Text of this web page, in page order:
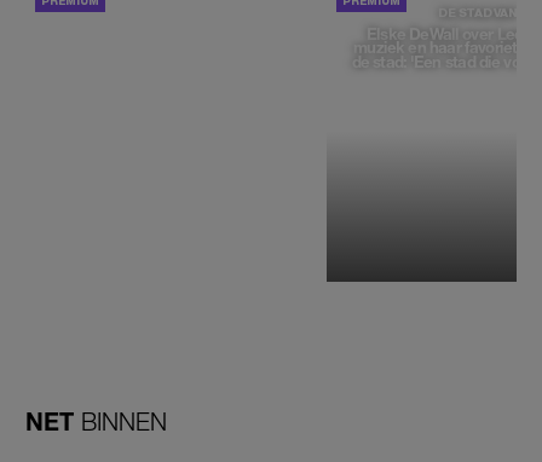
DE STAD VAN
Elske DeWall over
muziek en haar favoriete
de stad: 'Een stad die
NET BINNEN